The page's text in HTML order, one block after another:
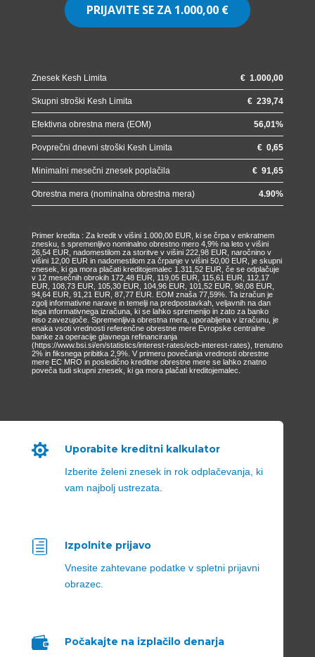
PRIJAVITE SE ZA 1.000,00 €
Znesek Kesh Limita €1.000,00
Skupni stroški Kesh Limita €239,74
Efektivna obrestna mera (EOM) 56,01%
Povprečni dnevni stroški Kesh Limita €0,65
Minimalni mesečni znesek poplačila €91,65
Obrestna mera (nominalna obrestna mera) 4.90%
Primer kredita : Za kredit v višini 1.000,00 EUR, ki se črpa v enkratnem
znesku, s spremenljivo nominalno obrestno mero 4,9% na leto v višini
26,54 EUR, nadomestilom za storitve v višini 222,98 EUR, naročnino v
višini 12,00 EUR in nadomestilom za črpanje v višini 50,00 EUR, je skupni
znesek, ki ga mora plačati kreditojemalec 1.311,52 EUR, če se odplačuje
v 12 mesečnih obrokih 172,48 EUR, 119,05 EUR, 115,61 EUR, 112,17
EUR, 108,73 EUR, 105,30 EUR, 104,96 EUR, 101,52 EUR, 98,08 EUR,
94,64 EUR, 91,21 EUR, 87,77 EUR. EOM znaša 77,59%. Ta izračun je
zgolj informativne narave in temelji na predpostavkah, veljavnih na dan
tega informativnega izračuna, ki se lahko spremenijo in zato za banko
niso zavezujoče. Spremenljiva obrestna mera, uporabljena v izračunu, je
enaka vsoti vrednosti referenčne obrestne mere Evropske centralne
banke za operacije glavnega refinanciranja
(https://www.bsi.si/en/statistics/interest-rates/ecb-interest-rates), trenutno
2% in fiksnega pribitka 2,9%. V primeru povečanja vrednosti obrestne
mere EC MRO in posledično kreditne obrestne mere se lahko znatno
poveča tudi skupni znesek, ki ga mora plačati kreditojemalec.
 Uporabite kreditni kalkulator
Izberite želeni znesek in rok odplačevanja, ki
vam najbolj ustrezata.
h Izpolnite prijavo
Vnesite zahtevane podatke v spletni prijavni
obrazec.
 Počakajte na izplačilo denarja